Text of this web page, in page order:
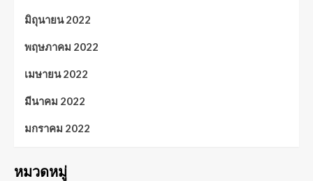
มิถุนายน 2022
พฤษภาคม 2022
เมษายน 2022
มีนาคม 2022
มกราคม 2022
หมวดหมู่